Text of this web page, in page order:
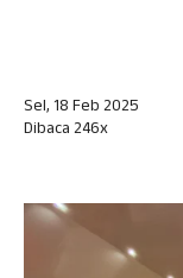
Sel, 18 Feb 2025
Dibaca 246x